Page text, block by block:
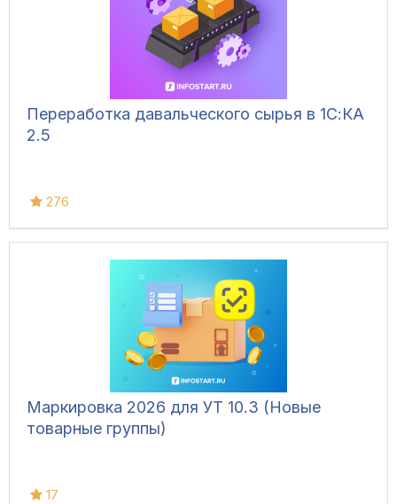
Переработка давальческого сырья в 1С:КА
2.5
276
Маркировка 2026 для УТ 10.3 (Новые
товарные группы)
17